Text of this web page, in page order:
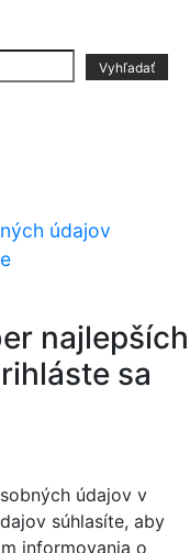
údajov
najlepších
sa
údajov v
súhlasíte, aby
informovania o